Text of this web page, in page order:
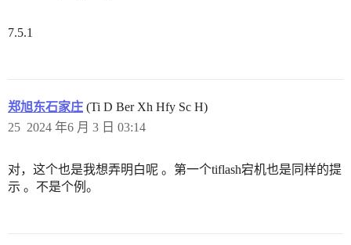
7.5.1
郑旭东石家庄 (Ti D Ber Xh Hfy Sc H)
2024 年6 月 3 日 03:14
25
对，这个也是我想弄明白呢 。第一个tiflash宕机也是同样的提
示 。不是个例。